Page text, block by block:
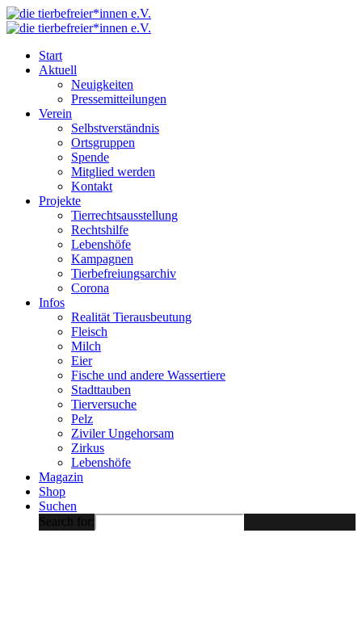
Start
Aktuell
Neuigkeiten
Pressemitteilungen
Verein
Selbstverständnis
Ortsgruppen
Spende
Mitglied werden
Kontakt
Projekte
Tierrechtsausstellung
Rechtshilfe
Lebenshöfe
Kampagnen
Tierbefreiungsarchiv
Corona
Infos
Realität Tierausbeutung
Fleisch
Milch
Eier
Fische und andere Wassertiere
Stadttauben
Tierversuche
Pelz
Ziviler Ungehorsam
Zirkus
Lebenshöfe
Magazin
Shop
Suchen
Search for: